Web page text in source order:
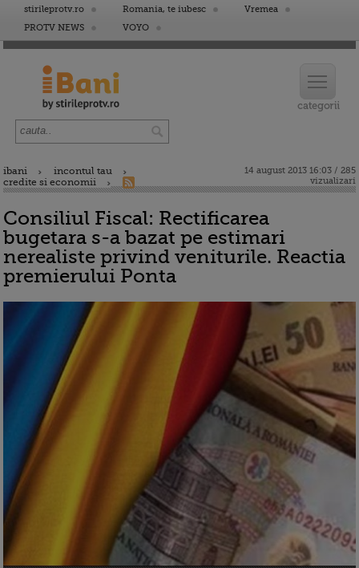
stirileprotv.ro Romania, te iubesc
Vremea
PROTV NEWS
VOYO
ibani
incontul tau
credite si economii
14 august 2013 16:03 / 285
vizualizari
Consiliul Fiscal: Rectificarea
bugetara s-a bazat pe estimari
nerealiste privind veniturile. Reactia
premierului Ponta